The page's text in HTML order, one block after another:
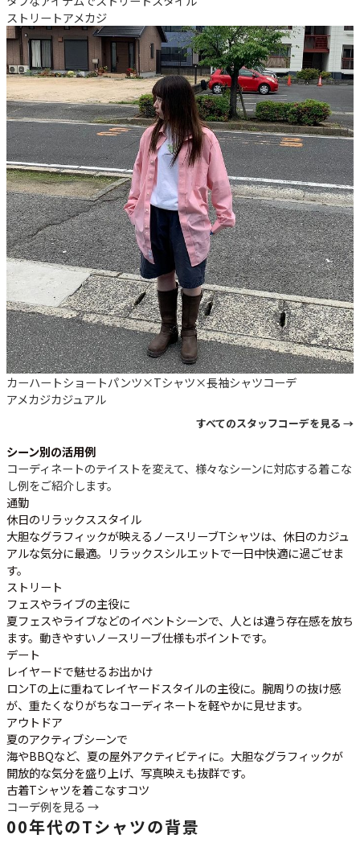
ストリートアメカジ
カーハートショートパンツ×Tシャツ×長袖シャツコーデ
アメカジカジュアル
すべてのスタッフコーデを見る →
シーン別の活用例
コーディネートのテイストを変えて、様々なシーンに対応する着こな
し例をご紹介します。
通勤
休日のリラックススタイル
大胆なグラフィックが映えるノースリーブTシャツは、休日のカジュ
アルな気分に最適。リラックスシルエットで一日中快適に過ごせま
す。
ストリート
フェスやライブの主役に
夏フェスやライブなどのイベントシーンで、人とは違う存在感を放ち
ます。動きやすいノースリーブ仕様もポイントです。
デート
レイヤードで魅せるお出かけ
ロンTの上に重ねてレイヤードスタイルの主役に。腕周りの抜け感
が、重たくなりがちなコーディネートを軽やかに見せます。
アウトドア
夏のアクティブシーンで
海やBBQなど、夏の屋外アクティビティに。大胆なグラフィックが
開放的な気分を盛り上げ、写真映えも抜群です。
古着Tシャツを着こなすコツ
コーデ例を見る →
00年代のTシャツの背景